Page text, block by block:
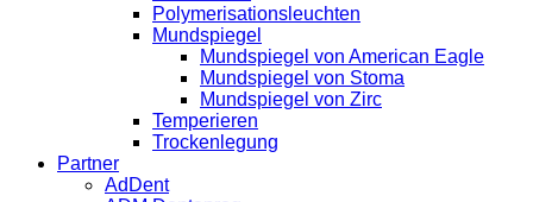
Polymerisationsleuchten
Mundspiegel
Mundspiegel von American Eagle
Mundspiegel von Stoma
Mundspiegel von Zirc
Temperieren
Trockenlegung
Partner
AdDent